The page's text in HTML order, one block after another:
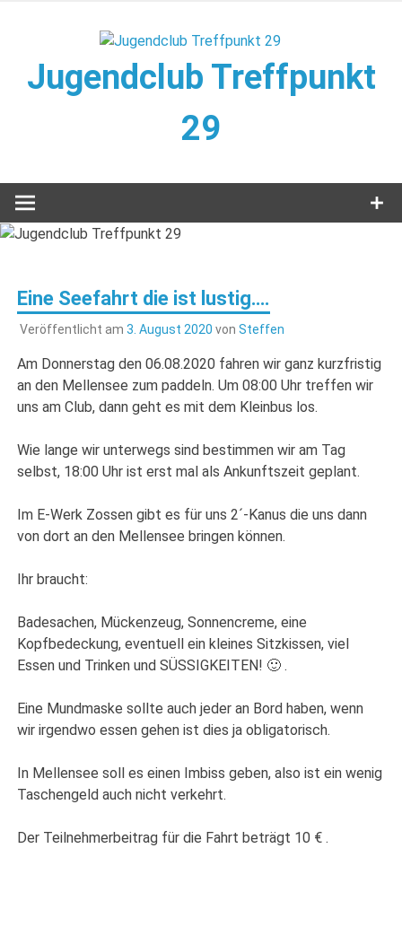
Jugendclub Treffpunkt
29
Eine Seefahrt die ist lustig….
Veröffentlicht am 3. August 2020 von Steffen
Am Donnerstag den 06.08.2020 fahren wir ganz kurzfristig
an den Mellensee zum paddeln. Um 08:00 Uhr treffen wir
uns am Club, dann geht es mit dem Kleinbus los.
Wie lange wir unterwegs sind bestimmen wir am Tag
selbst, 18:00 Uhr ist erst mal als Ankunftszeit geplant.
Im E-Werk Zossen gibt es für uns 2´-Kanus die uns dann
von dort an den Mellensee bringen können.
Ihr braucht:
Badesachen, Mückenzeug, Sonnencreme, eine
Kopfbedeckung, eventuell ein kleines Sitzkissen, viel
Essen und Trinken und SÜSSIGKEITEN! 🙂 .
Eine Mundmaske sollte auch jeder an Bord haben, wenn
wir irgendwo essen gehen ist dies ja obligatorisch.
In Mellensee soll es einen Imbiss geben, also ist ein wenig
Taschengeld auch nicht verkehrt.
Der Teilnehmerbeitrag für die Fahrt beträgt 10 € .